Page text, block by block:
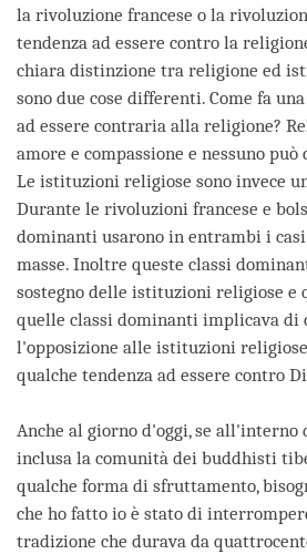
la rivoluzione francese o la
tendenza ad essere contro la
chiara distinzione tra religione ed
sono due cose differenti. Come fa
ad essere contraria alla religione?
amore e compassione e nessuno
Le istituzioni religiose sono invece
Durante le rivoluzioni francese e
dominanti usarono in entrambi i
masse. Inoltre queste classi
sostegno delle istituzioni religiose e
quelle classi dominanti implicava di
l'opposizione alle istituzioni
qualche tendenza ad essere contro
Anche al giorno d'oggi, se
inclusa la comunità dei buddhisti
qualche forma di sfruttamento,
che ho fatto io è stato di
tradizione che durava da